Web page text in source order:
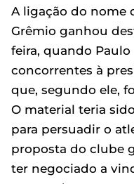
A ligação do nome
Grêmio ganhou
feira, quando
concorrentes à
que, segundo ele,
O material teria
para persuadir o
proposta do clube
ter negociado a